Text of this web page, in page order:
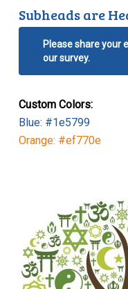
Subheads are
Please share your
our survey.
Custom Colors:
Blue: #1e5799
Orange: #ef770e